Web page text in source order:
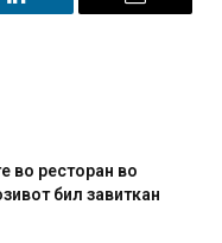
LinkedIn Email
во ресторан во
бил завиткан